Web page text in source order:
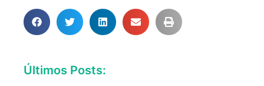
Últimos Posts: